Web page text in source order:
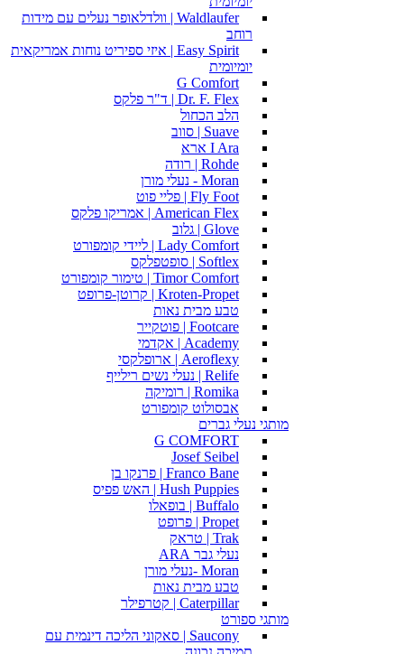
Waldlaufer | וולדלאופר נעלים עם מידות
רוחב
Easy Spirit | איזי ספיריט נוחות אמריקאית
יומיומית
G Comfort
Dr. F. Flex | ד"ר פלקס
הלב הכחול
Suave | סווב
I Ara ארא
Rohde | רודה
Moran - נעלי מורן
Fly Foot | פליי פוט
American Flex | אמריקו פלקס
Glove | גלוב
Lady Comfort | ליידי קומפורט
Softlex | סופטפלקס
Timor Comfort | טימור קומפורט
Kroten-Propet | קרוטן-פרופט
טבע מבית נאות
Footcare | פוטקייר
Academy | אקדמי
Aeroflexy | ארופלקסי
Relife | נעלי נשים רילייף
Romika | רומיקה
אבסולוט קומפורט
מותגי נעלי גברים
G COMFORT
Josef Seibel
Franco Bane | פרנקו בן
Hush Puppies | האש פפיס
Buffalo | בופאלו
Propet | פרופט
Trak | טראק
נעלי גבר ARA
Moran -נעלי מורן
טבע מבית נאות
Caterpillar | קטרפילר
מותגי ספורט
Saucony | סאקוני הליכה דינמית עם